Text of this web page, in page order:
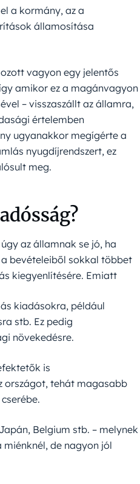
a kormány, az a
államosítása
vagyon egy jelentős
amikor ez a magánvagyon
– visszaszállt az államra,
értelemben
ugyanakkor megígérte a
nyugdíjrendszert, ez
meg.
az államnak se jó, ha
bevételeiből sokkal többet
kiegyenlítésére. Emiatt
kiadásokra, például
stb. Ez pedig
növekedésre.
is
országot, tehát magasabb
Belgium stb. – melynek
de nagyon jól